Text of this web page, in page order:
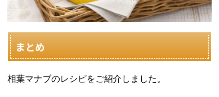
まとめ
相葉マナブのレシピをご紹介しました。